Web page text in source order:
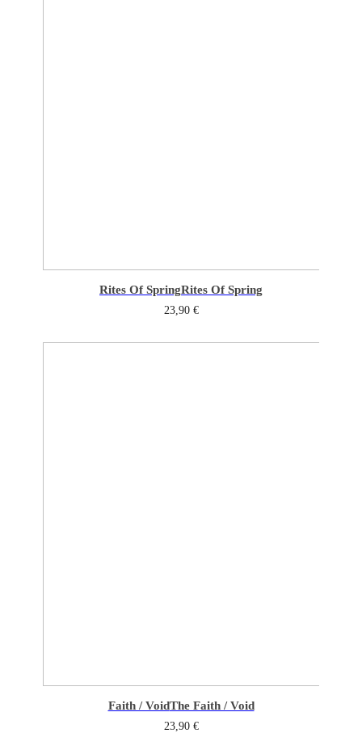
Rites Of SpringRites Of Spring
23,90 €
Faith / VoidThe Faith / Void
23,90 €